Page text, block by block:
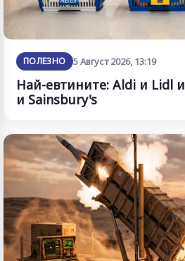
ПОЛЕЗНО 5 Август 2026, 13:19
Най-евтините: Aldi и Lidl
и Sainsbury's